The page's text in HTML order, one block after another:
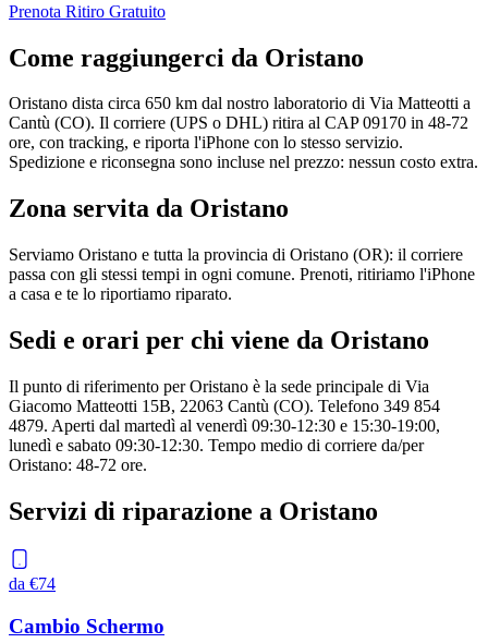
Prenota Ritiro Gratuito
Come raggiungerci da Oristano
Oristano dista circa 650 km dal nostro laboratorio di Via Matteotti a
Cantù (CO). Il corriere (UPS o DHL) ritira al CAP 09170 in 48-72
ore, con tracking, e riporta l'iPhone con lo stesso servizio.
Spedizione e riconsegna sono incluse nel prezzo: nessun costo extra.
Zona servita da Oristano
Serviamo Oristano e tutta la provincia di Oristano (OR): il corriere
passa con gli stessi tempi in ogni comune. Prenoti, ritiriamo l'iPhone
a casa e te lo riportiamo riparato.
Sedi e orari per chi viene da Oristano
Il punto di riferimento per Oristano è la sede principale di Via
Giacomo Matteotti 15B, 22063 Cantù (CO). Telefono 349 854
4879. Aperti dal martedì al venerdì 09:30-12:30 e 15:30-19:00,
lunedì e sabato 09:30-12:30. Tempo medio di corriere da/per
Oristano: 48-72 ore.
Servizi di riparazione a Oristano
da €74
Cambio Schermo